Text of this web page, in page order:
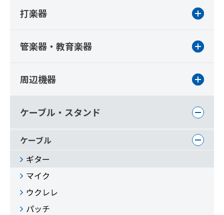
打楽器
管楽器・教育楽器
周辺機器
ケーブル・スタンド
ケーブル
ギター
マイク
ウクレレ
パッチ